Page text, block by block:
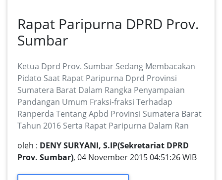
Rapat Paripurna DPRD Prov.
Sumbar
Ketua Dprd Prov. Sumbar Sedang Membacakan
Pidato Saat Rapat Paripurna Dprd Provinsi
Sumatera Barat Dalam Rangka Penyampaian
Pandangan Umum Fraksi-fraksi Terhadap
Ranperda Tentang Apbd Provinsi Sumatera Barat
Tahun 2016 Serta Rapat Paripurna Dalam Ran
oleh : DENY SURYANI, S.IP(Sekretariat DPRD
Prov. Sumbar), 04 November 2015 04:51:26 WIB